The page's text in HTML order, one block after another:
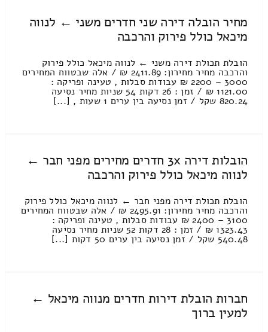
מחיר הובלה דירה שני חדרים משני ← לנווה
מיכאל כולל פירוק והרכבה
הובלת תכולת דירה משני ← לנווה מיכאל כולל פירוק
והרכבה מחיר מחירון: 2411.89 ₪ / אלה שבטווח המחירים
3000 – 2200 ₪ עבודות סבלות , טעינה ופריקה :
1121.00 ₪ / זמן : 26 דקות 54 שניות מחיר נסיעה
820.24 שקל / זמן נסיעה בין ערים 1 שעות , [...]
הובלות דירה 3x חדרים מחירים מפני חבר ←
לנווה מיכאל כולל פירוק והרכבה
הובלת תכולת דירה מפני חבר ← לנווה מיכאל כולל פירוק
והרכבה מחיר מחירון: 2495.91 ₪ / אלה שבטווח המחירים
3100 – 2400 ₪ עבודות סבלות , טעינה ופריקה :
1323.43 ₪ / זמן : 28 דקות 52 שניות מחיר נסיעה
540.48 שקל / זמן נסיעה בין ערים 50 דקות [...]
חברות הובלת דירות חדרים מנווה מיכאל ←
למעין ברוך